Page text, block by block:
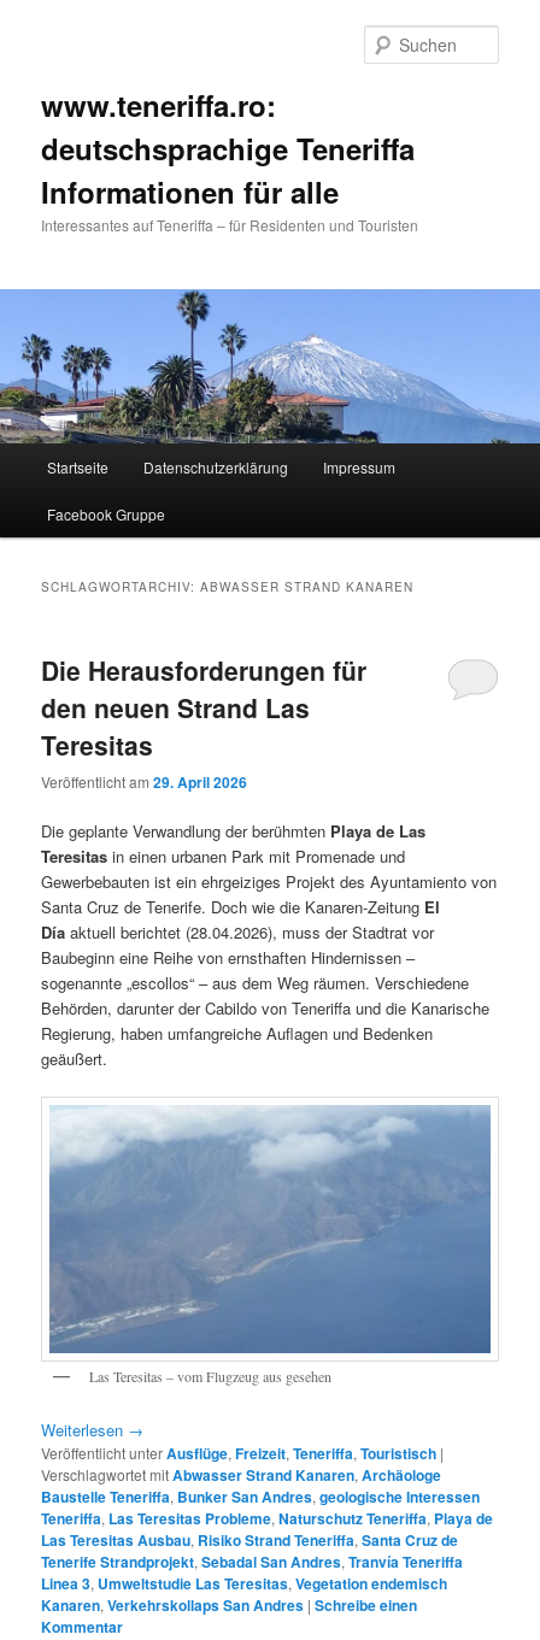
www.teneriffa.ro:
deutschsprachige Teneriffa
Informationen für alle
Interessantes auf Teneriffa – für Residenten und Touristen
Zum
primären
Zum
sekundären
Startseite Datenschutzerklärung Impressum
Facebook Gruppe
SCHLAGWORTARCHIV:ABWASSER STRAND KANAREN
Die Herausforderungen für
den neuen Strand Las
Teresitas
Veröffentlicht am29. April 2026
Die geplante Verwandlung der berühmten Playa de Las
Teresitas in einen urbanen Park mit Promenade und
Gewerbebauten ist ein ehrgeiziges Projekt des Ayuntamiento von
Santa Cruz de Tenerife. Doch wie die Kanaren-Zeitung El
Día aktuell berichtet (28.04.2026), muss der Stadtrat vor
Baubeginn eine Reihe von ernsthaften Hindernissen –
sogenannte „escollos“ – aus dem Weg räumen. Verschiedene
Behörden, darunter der Cabildo von Teneriffa und die Kanarische
Regierung, haben umfangreiche Auflagen und Bedenken
geäußert.
Las Teresitas – vom Flugzeug aus gesehen
Weiterlesen →
Veröffentlicht unterAusflüge,Freizeit,Teneriffa,Touristisch |
Verschlagwortet mitAbwasser Strand Kanaren,Archäologe
Baustelle Teneriffa, Bunker San Andres,geologische Interessen
Teneriffa, Las Teresitas Probleme,Naturschutz Teneriffa, Playa de
Las Teresitas Ausbau, Risiko Strand Teneriffa,Santa Cruz de
Tenerife Strandprojekt,Sebadal San Andres,Tranvía Teneriffa
Linea 3, Umweltstudie Las Teresitas,Vegetation endemisch
Kanaren,Verkehrskollaps San Andres |Schreibe einen
Kommentar